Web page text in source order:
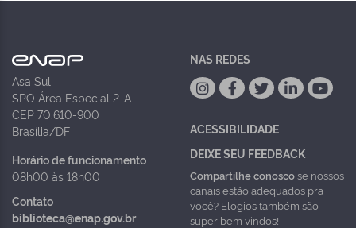
Asa Sul
SPO Área Especial 2-A
CEP 70.610-900
Brasília/DF
Horário de funcionamento
08h00 às 18h00
Contato
biblioteca@enap.gov.br
NAS REDES
ACESSIBILIDADE
DEIXE SEU FEEDBACK
Compartilhe conoscose nossos
canais estão adequados pra
você? Elogios também são
super bem vindos!